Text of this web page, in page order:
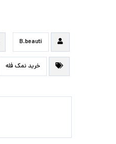
B.beauti
خرید نمک فله